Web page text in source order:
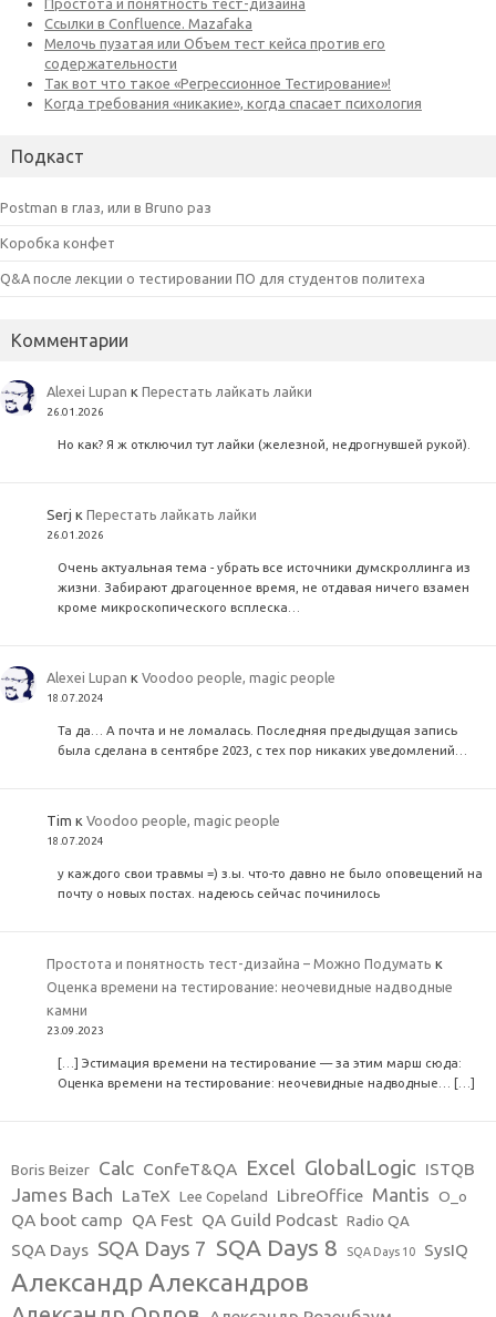
Подкаст
Postman в глаз, или в Bruno раз
Коробка конфет
Q&A после лекции о тестировании ПО для студентов политеха
Комментарии
Alexei Lupan кПерестать лайкать лайки
26.01.2026
Но как? Я ж отключил тут лайки (железной, недрогнувшей рукой).
Serj кПерестать лайкать лайки
26.01.2026
Очень актуальная тема - убрать все источники думскроллинга из
жизни. Забирают драгоценное время, не отдавая ничего взамен
кроме микроскопического всплеска…
Alexei Lupan кVoodoo people, magic people
18.07.2024
Та да… А почта и не ломалась. Последняя предыдущая запись
была сделана в сентябре 2023, с тех пор никаких уведомлений…
Tim кVoodoo people, magic people
18.07.2024
у каждого свои травмы =) з.ы. что-то давно не было оповещений на
почту о новых постах. надеюсь сейчас починилось
Простота и понятность тест-дизайна – Можно Подумать к
Оценка времени на тестирование: неочевидные надводные
камни
23.09.2023
[…] Эстимация времени на тестирование — за этим марш сюда:
Оценка времени на тестирование: неочевидные надводные… […]
Boris Beizer Calc ConfeT&QA Excel GlobalLogic ISTQB
James Bach LaTeX Lee Copeland LibreOffice Mantis O_o
QA boot camp QA Fest QA Guild Podcast Radio QA
SQA Days SQA Days 7 SQA Days 8 SQA Days 10 SysIQ
Александр Александров